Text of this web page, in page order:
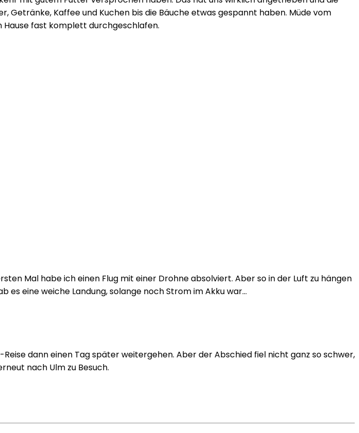
Getränke, Kaffee und Kuchen bis die Bäuche etwas gespannt haben. Müde vom
Hause fast komplett durchgeschlafen.
Mal habe ich einen Flug mit einer Drohne absolviert. Aber so in der Luft zu hängen
es eine weiche Landung, solange noch Strom im Akku war…
dann einen Tag später weitergehen. Aber der Abschied fiel nicht ganz so schwer,
nach Ulm zu Besuch.